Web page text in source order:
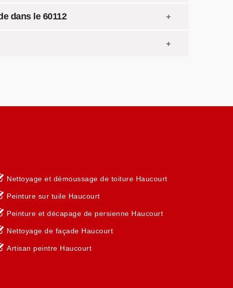
dans le 60112
Nettoyage et démoussage de toiture Haucourt
Peinture sur tuile Haucourt
Peinture et décapage de persienne Haucourt
Nettoyage de façade Haucourt
Artisan peintre Haucourt